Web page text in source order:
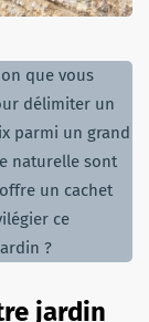
que vous
délimiter un
parmi un grand
naturelle sont
un cachet
ce
?
jardin